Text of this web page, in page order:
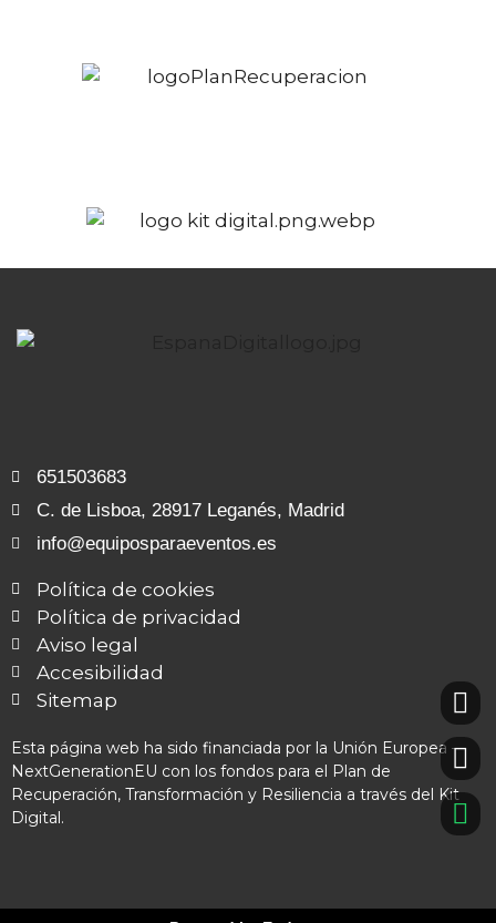
651503683
C. de Lisboa, 28917 Leganés, Madrid
info@equiposparaeventos.es
Política de cookies
Política de privacidad
Aviso legal
Accesibilidad
Sitemap
Esta página web ha sido financiada por la Unión Europea –
NextGenerationEU con los fondos para el Plan de
Recuperación, Transformación y Resiliencia a través del Kit
Digital.